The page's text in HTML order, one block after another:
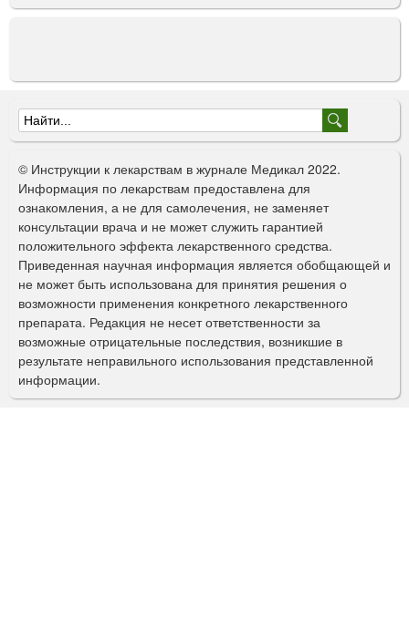
Ф
о
р
м
а
п
о
и
с
к
© Инструкции к лекарствам в журнале Медикал 2022.
Информация по лекарствам предоставлена для
ознакомления, а не для самолечения, не заменяет
консультации врача и не может служить гарантией
положительного эффекта лекарственного средства.
Приведенная научная информация является обобщающей и
не может быть использована для принятия решения о
возможности применения конкретного лекарственного
препарата. Редакция не несет ответственности за
возможные отрицательные последствия, возникшие в
результате неправильного использования представленной
информации.